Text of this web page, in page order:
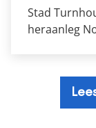
Stad
heraanleg